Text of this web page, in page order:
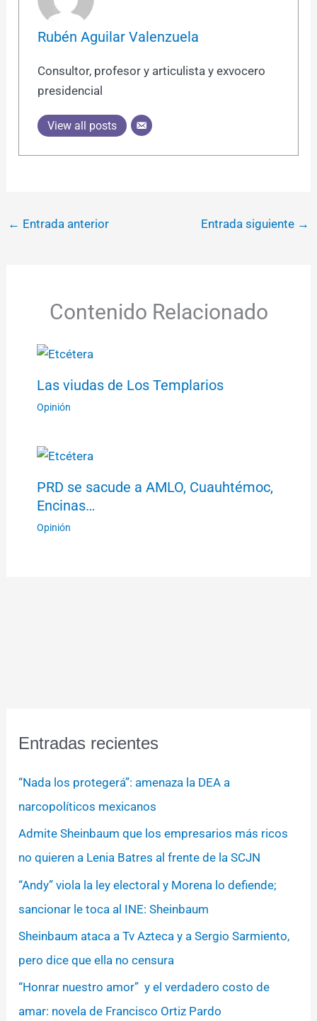
Rubén Aguilar Valenzuela
Consultor, profesor y articulista y exvocero
presidencial
View all posts
← Entrada anterior Entrada siguiente →
Contenido Relacionado
Las viudas de Los Templarios
Opinión
PRD se sacude a AMLO, Cuauhtémoc,
Encinas…
Opinión
Entradas recientes
“Nada los protegerá”: amenaza la DEA a
narcopolíticos mexicanos
Admite Sheinbaum que los empresarios más ricos
no quieren a Lenia Batres al frente de la SCJN
“Andy” viola la ley electoral y Morena lo defiende;
sancionar le toca al INE: Sheinbaum
Sheinbaum ataca a Tv Azteca y a Sergio Sarmiento,
pero dice que ella no censura
“Honrar nuestro amor” y el verdadero costo de
amar: novela de Francisco Ortiz Pardo